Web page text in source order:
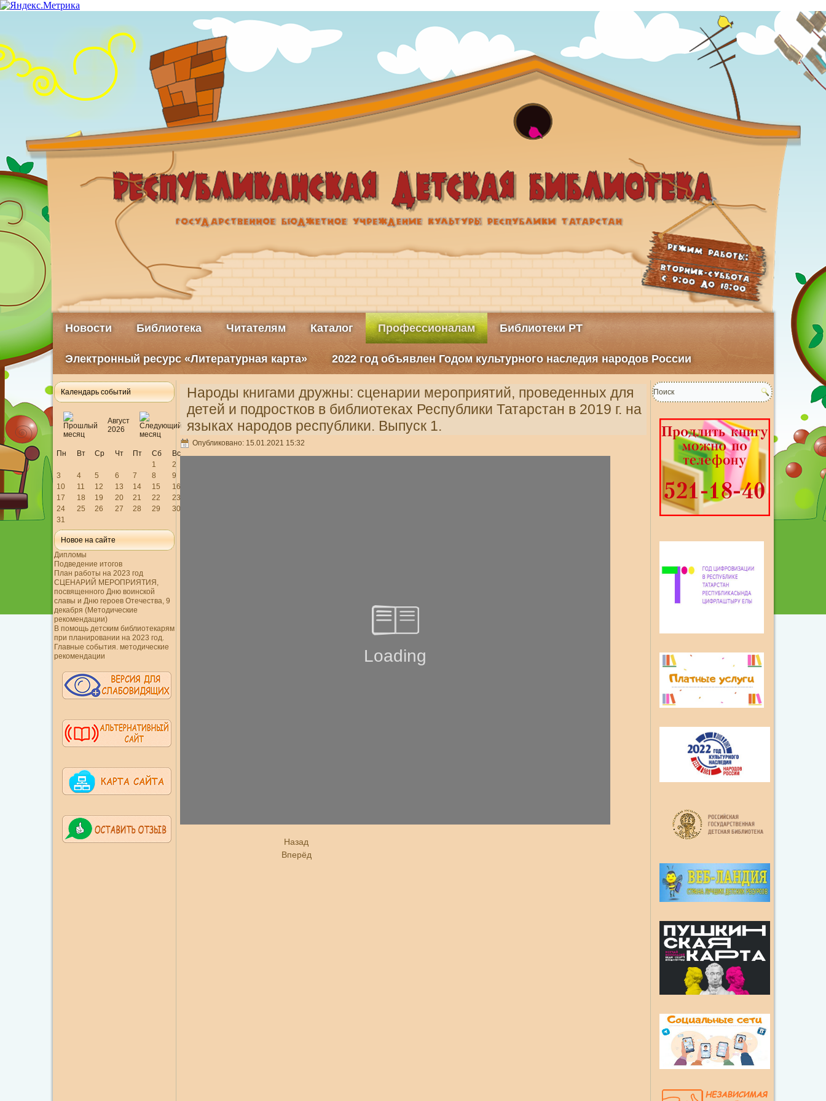
Новости Библиотека Читателям Каталог Профессионалам Библиотеки РТ
Электронный ресурс «Литературная карта» 2022 год объявлен Годом культурного наследия народов России
Календарь событий
Август
2026
Пн Вт Ср Чт Пт Сб
Вс
1
2
3
4 5 6 7 8
9
10
11 12 13 14 15
16
17
18 19 20 21 22
23
24
25 26 27 28 29
30
31
Новое на сайте
Дипломы
Подведение итогов
План работы на 2023 год
СЦЕНАРИЙ МЕРОПРИЯТИЯ,
посвященного Дню воинской
славы и Дню героев Отечества, 9
декабря (Методические
рекомендации)
В помощь детским библиотекарям
при планировании на 2023 год.
Главные события. методические
рекомендации
Народы книгами дружны: сценарии мероприятий, проведенных для
детей и подростков в библиотеках Республики Татарстан в 2019 г. на
языках народов республики. Выпуск 1.
Опубликовано: 15.01.2021 15:32
Назад
Вперёд